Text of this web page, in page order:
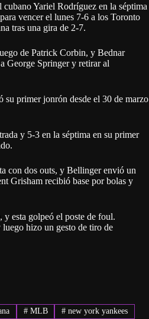
Yariel Rodríguez en la séptima
vencer el lunes 7-6 a los Toronto
tras una gira de 2-7.
de Patrick Corbin, y Bednar
George Springer y retirar al
su primer jonrón desde el 30 de marzo
y 5-3 en la séptima en su primer
con dos outs, y Bellinger envió un
Grisham recibió base por bolas y
y esta golpeó el poste de foul.
hizo un gesto de tiro de
#MLB # new york yankees